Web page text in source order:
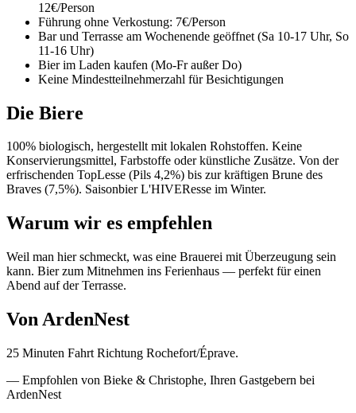
12€/Person
Führung ohne Verkostung: 7€/Person
Bar und Terrasse am Wochenende geöffnet (Sa 10-17 Uhr, So
11-16 Uhr)
Bier im Laden kaufen (Mo-Fr außer Do)
Keine Mindestteilnehmerzahl für Besichtigungen
Die Biere
100% biologisch, hergestellt mit lokalen Rohstoffen. Keine
Konservierungsmittel, Farbstoffe oder künstliche Zusätze. Von der
erfrischenden TopLesse (Pils 4,2%) bis zur kräftigen Brune des
Braves (7,5%). Saisonbier L'HIVEResse im Winter.
Warum wir es empfehlen
Weil man hier schmeckt, was eine Brauerei mit Überzeugung sein
kann. Bier zum Mitnehmen ins Ferienhaus — perfekt für einen
Abend auf der Terrasse.
Von ArdenNest
25 Minuten Fahrt Richtung Rochefort/Éprave.
— Empfohlen von Bieke & Christophe, Ihren Gastgebern bei
ArdenNest